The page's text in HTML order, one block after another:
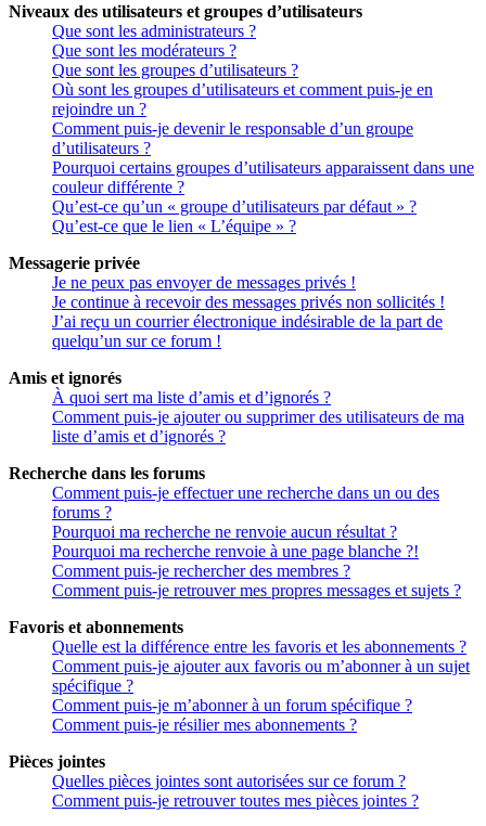
Niveaux des utilisateurs et groupes d’utilisateurs
Que sont les administrateurs ?
Que sont les modérateurs ?
Que sont les groupes d’utilisateurs ?
Où sont les groupes d’utilisateurs et comment puis-je en
rejoindre un ?
Comment puis-je devenir le responsable d’un groupe
d’utilisateurs ?
Pourquoi certains groupes d’utilisateurs apparaissent dans une
couleur différente ?
Qu’est-ce qu’un « groupe d’utilisateurs par défaut » ?
Qu’est-ce que le lien « L’équipe » ?
Messagerie privée
Je ne peux pas envoyer de messages privés !
Je continue à recevoir des messages privés non sollicités !
J’ai reçu un courrier électronique indésirable de la part de
quelqu’un sur ce forum !
Amis et ignorés
À quoi sert ma liste d’amis et d’ignorés ?
Comment puis-je ajouter ou supprimer des utilisateurs de ma
liste d’amis et d’ignorés ?
Recherche dans les forums
Comment puis-je effectuer une recherche dans un ou des
forums ?
Pourquoi ma recherche ne renvoie aucun résultat ?
Pourquoi ma recherche renvoie à une page blanche ?!
Comment puis-je rechercher des membres ?
Comment puis-je retrouver mes propres messages et sujets ?
Favoris et abonnements
Quelle est la différence entre les favoris et les abonnements ?
Comment puis-je ajouter aux favoris ou m’abonner à un sujet
spécifique ?
Comment puis-je m’abonner à un forum spécifique ?
Comment puis-je résilier mes abonnements ?
Pièces jointes
Quelles pièces jointes sont autorisées sur ce forum ?
Comment puis-je retrouver toutes mes pièces jointes ?